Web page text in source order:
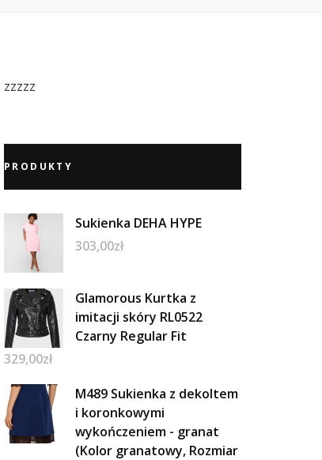
zzzzz
PRODUKTY
Sukienka DEHA HYPE
303,00zł
Glamorous Kurtka z
imitacji skóry RL0522
Czarny Regular Fit
329,00zł
M489 Sukienka z dekoltem
i koronkowymi
wykończeniem - granat
(Kolor granatowy, Rozmiar